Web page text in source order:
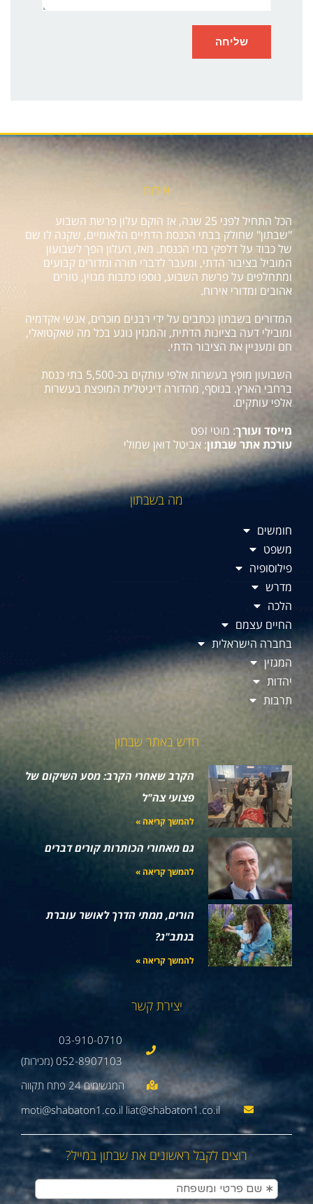
אודות
הכל התחיל לפני 25 שנה, אז הוקם עלון פרשת השבוע
"שבתון" שחולק בבתי הכנסת הדתיים הלאומיים, שקנה לו שם
של כבוד על דלפקי בתי הכנסת. מאז, העלון הפך לשבועון
המוביל בציבור הדתי, ומעבר לדברי תורה ומדורים קבועים
ומתחלפים על פרשת השבוע, נוספו כתבות מגזין, טורים
אהובים ומדורי אירוח.
המדורים בשבתון נכתבים על ידי רבנים מוכרים, אנשי אקדמיה
ומובילי דעה בציונות הדתית, והמגזין נוגע בכל מה שאקטואלי,
חם ומעניין את הציבור הדתי.
השבועון מופץ בעשרות אלפי עותקים בכ-5,500 בתי כנסת
ברחבי הארץ. בנוסף, מהדורה דיגיטלית המופצת בעשרות
אלפי עותקים.
מייסד ועורך: מוטי זפט
עורכת אתר שבתון: אביטל דואן שמולי
מה בשבתון
חומשים
משפט
פילוסופיה
מדרש
הלכה
החיים עצמם
בחברה הישראלית
המגזין
יהדות
תרבות
חדש באתר שבתון
הקרב שאחרי הקרב: מסע השיקום של
פצועי צה"ל
להמשך קריאה »
גם מאחורי הכותרות קורים דברים
להמשך קריאה »
הורים, ממתי הדרך לאושר עוברת
בנתב"ג?
להמשך קריאה »
יצירת קשר
03-910-0710
052-8907103 (מכירות)
moti@shabaton1.co.il liat@shabaton1.co.il
רוצים לקבל ראשונים את שבתון במייל?